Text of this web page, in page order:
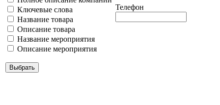
Ключевые слова
Название товара
Описание товара
Название мероприятия
Описание мероприятия
Телефон